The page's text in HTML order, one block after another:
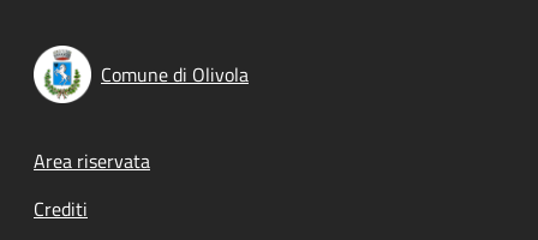
Comune di Olivola
Footer menu
Area riservata
Crediti